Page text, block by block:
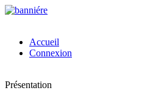
Accueil
Connexion
Présentation